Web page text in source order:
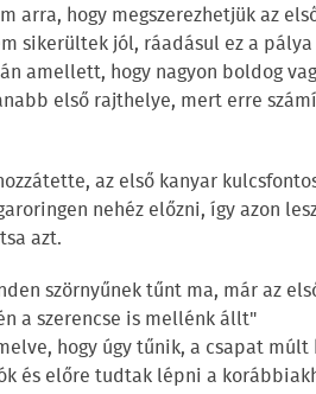
arra, hogy megszerezhetjük az
sikerültek jól, ráadásul ez a
amellett, hogy nagyon boldog
első rajthelye, mert erre
az első kanyar
nehéz előzni, így azon
azt.
szörnyűnek tűnt ma, már az
a szerencse is mellénk állt"
hogy úgy tűnik, a csapat
és előre tudtak lépni a